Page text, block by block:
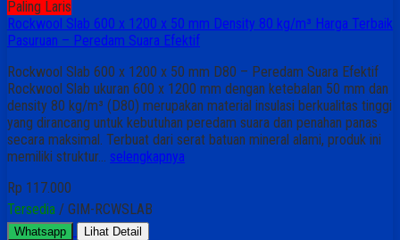
Paling Laris
Rockwool Slab 600 x 1200 x 50 mm Density 80 kg/m³ Harga Terbaik
Pasuruan – Peredam Suara Efektif
Rockwool Slab 600 x 1200 x 50 mm D80 – Peredam Suara Efektif
Rockwool Slab ukuran 600 x 1200 mm dengan ketebalan 50 mm dan
density 80 kg/m³ (D80) merupakan material insulasi berkualitas tinggi
yang dirancang untuk kebutuhan peredam suara dan penahan panas
secara maksimal. Terbuat dari serat batuan mineral alami, produk ini
memiliki struktur… selengkapnya
Rp 117.000
Tersedia / GIM-RCWSLAB
Whatsapp Lihat Detail